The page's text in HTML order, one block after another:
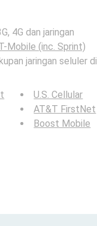
4G dan jaringan
Mobile (inc. Sprint)
jaringan seluler di
U.S. Cellular
AT&T FirstNet
Boost Mobile